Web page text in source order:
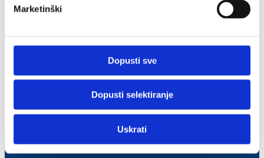
Marketinški
Dopusti sve
Dopusti selektiranje
Uskrati
vodećim američkim IT kompanijama
organizirao poslovnu delegaciju u SAD za članove uprava
kompanija članica AmCham-a kako bi mogli vidjeti digitalnu
transformaciju na njenom izvorištu.